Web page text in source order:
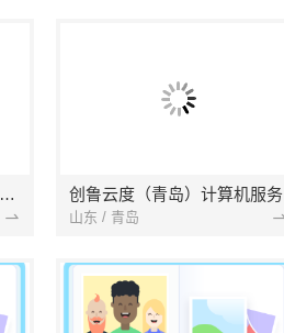
福建京建美居装饰工程有限公司 创鲁云度（青岛）计算机服务
山东 / 青岛